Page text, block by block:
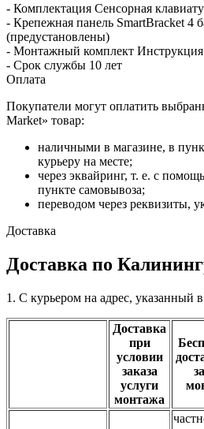
- Комплектация Сенсорная
- Крепежная панель SmartBracket 4
(предустановлены)
- Монтажный комплект Инструкция
- Срок службы 10 лет
Оплата
Покупатели могут оплатить
Market» товар:
наличными в магазине, в
курьеру на месте;
через эквайринг, т. е. с
пункте самовывоза;
переводом через реквизиты,
Доставка
Доставка по
1. С курьером на адрес, указанный в
Доставка
при
условии
заказа
услуги
монтажа